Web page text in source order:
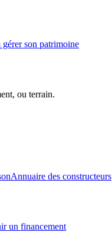
gérer son patrimoine
ou terrain.
Annuaire des constructeurs
un financement